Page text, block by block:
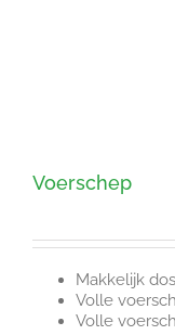
Voerschep
Makkelijk
Volle
Volle